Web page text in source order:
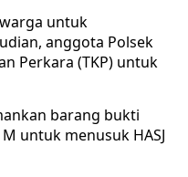
untuk
anggota Polsek
Perkara (TKP) untuk
barang bukti
untuk menusuk HASJ